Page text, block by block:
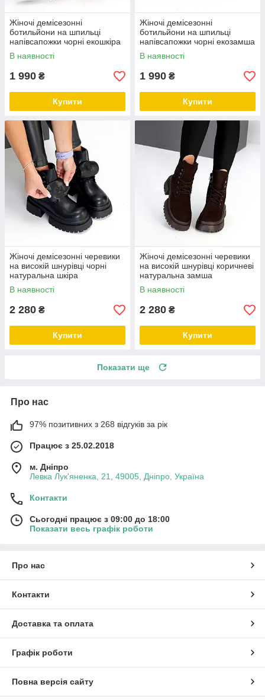
Жіночі демісезонні
ботильйони на шпильці
напівсапожки чорні екошкіра
В наявності
1 990 ₴
Купити
Жіночі демісезонні
ботильйони на шпильці
напівсапожки чорні екозамша
В наявності
1 990 ₴
Купити
Жіночі демісезонні черевики
на високій шнурівці чорні
натуральна шкіра
В наявності
2 280 ₴
Купити
Жіночі демісезонні черевики
на високій шнурівці коричневі
натуральна замша
В наявності
2 280 ₴
Купити
Показати ще
Про нас
97% позитивних з 268 відгуків за рік
Працює з 25.02.2018
м. Дніпро
Левка Лук'яненка, 21, 49005, Дніпро, Україна
Контакти
Сьогодні працює з 09:00 до 18:00
Показати весь графік роботи
Про нас
Контакти
Доставка та оплата
Графік роботи
Повна версія сайту